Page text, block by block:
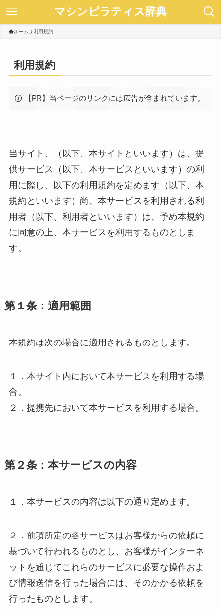
マシンピラティス辞典
ホーム 利用規約
利用規約
【PR】当ページのリンクには広告が含まれています。
当サイト、（以下、本サイトといいます）は、提
供サービス（以下、本サービスといいます）の利
用に際し、以下の利用規約を定めます（以下、本
規約といいます）尚、本サービスを利用される利
用者（以下、利用者といいます）は、予め本規約
に同意の上、本サービスを利用するものとしま
す。
第１条：適用範囲
本規約は次の場合に適用されるものとします。
１．本サイト内において本サービスを利用する場
合。
２．提携先において本サービスを利用する場合。
第２条：本サービスの内容
１．本サービスの内容は以下の通り定めます。
２．前項所定の各サービスはお客様からの依頼に
基づいて行われるものとし、お客様がインターネ
ットを通じてこれらのサービスに必要な操作およ
び情報送信を行った場合には、そのかかる依頼を
行ったものとします。